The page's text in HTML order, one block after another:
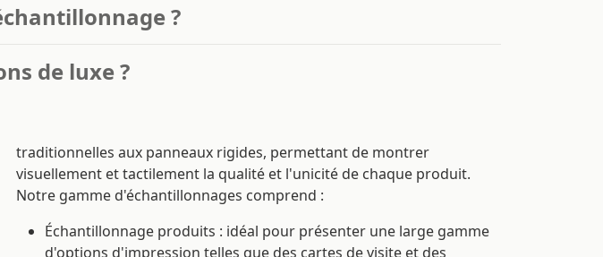
?
de luxe ?
traditionnelles aux panneaux rigides, permettant de montrer
visuellement et tactilement la qualité et l'unicité de chaque produit.
Notre gamme d'échantillonnages comprend :
Échantillonnage produits : idéal pour présenter une large gamme
d'options d'impression telles que des cartes de visite et des